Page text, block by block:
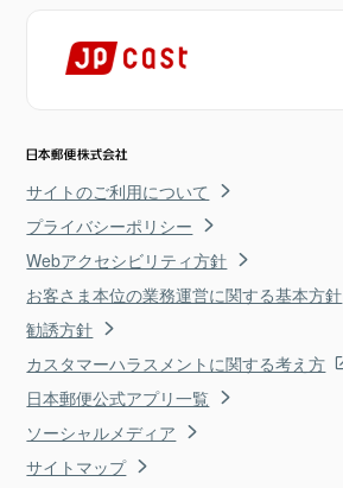
サイトのご利用について
プライバシーポリシー
Webアクセシビリティ方針
お客さま本位の業務運営に関する基本方針
勧誘方針
カスタマーハラスメントに関する考え方
日本郵便公式アプリ一覧
ソーシャルメディア
サイトマップ